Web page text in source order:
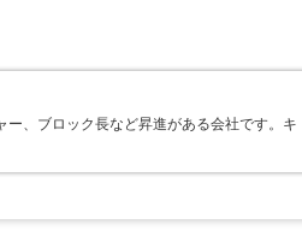
、ブロック長など昇進がある会社です。キ